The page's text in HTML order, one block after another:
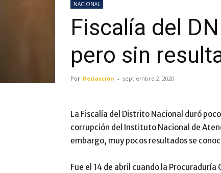
NACIONAL
Fiscalía del
pero sin
Por Redacción - septiembre 2, 2020
La Fiscalía del Distrito Nacional duró
corrupción del Instituto Nacional de
embargo, muy pocos resultados se
Fue el 14 de abril cuando la